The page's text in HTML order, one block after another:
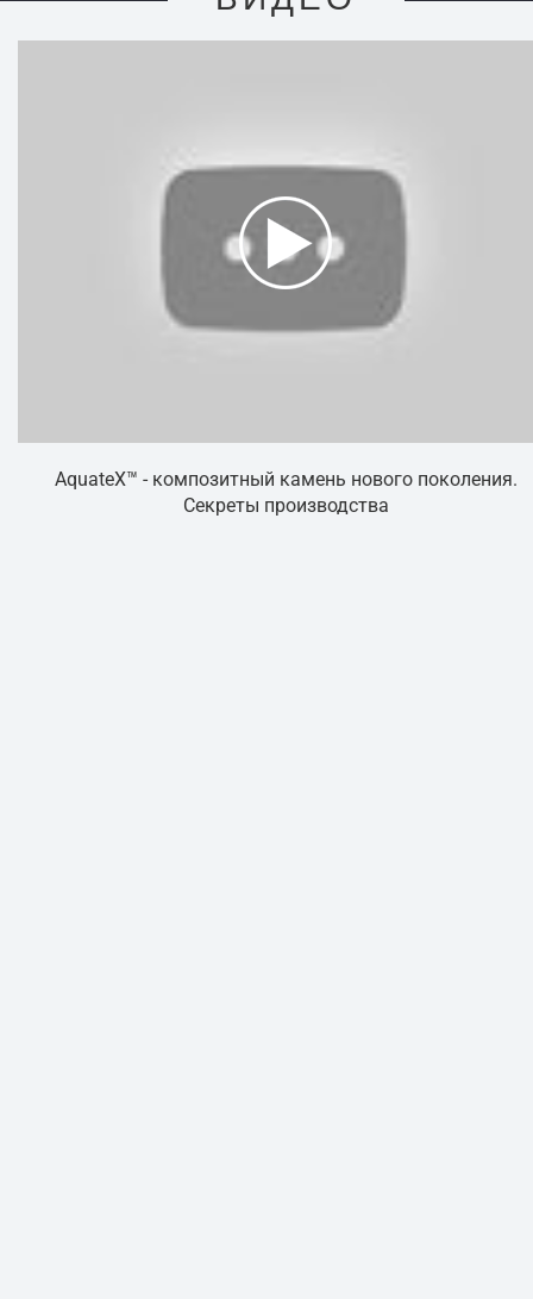
AquateX™ - композитный камень нового поколения.
Секреты производства